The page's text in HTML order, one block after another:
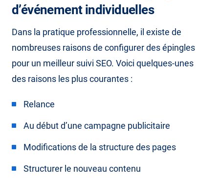
d’événement individuelles
Dans la pratique professionnelle, il existe de
nombreuses raisons de configurer des épingles
pour un meilleur suivi SEO. Voici quelques-unes
des raisons les plus courantes :
Relance
Au début d’une campagne publicitaire
Modifications de la structure des pages
Structurer le nouveau contenu